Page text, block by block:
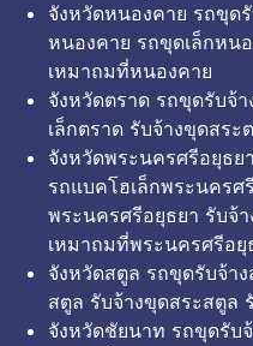
จังหวัดหนองคาย รถขุด
หนองคาย รถขุดเล็กหน
เหมาถมที่หนองคาย
จังหวัดตราด รถขุดรับจ้
เล็กตราด รับจ้างขุดสร
จังหวัดพระนครศรีอยุธย
รถแบคโฮเล็กพระนครศ
พระนครศรีอยุธยา รับจ้
เหมาถมที่พระนครศรีอยุ
จังหวัดสตูล รถขุดรับจ้า
สตูล รับจ้างขุดสระสตูล
จังหวัดชัยนาท รถขุดรับ